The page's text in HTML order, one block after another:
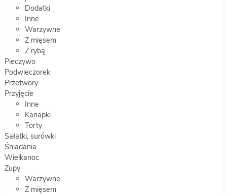
Dodatki
Inne
Warzywne
Z mięsem
Z rybą
Pieczywo
Podwieczorek
Przetwory
Przyjęcie
Inne
Kanapki
Torty
Sałatki, surówki
Śniadania
Wielkanoc
Zupy
Warzywne
Z mięsem